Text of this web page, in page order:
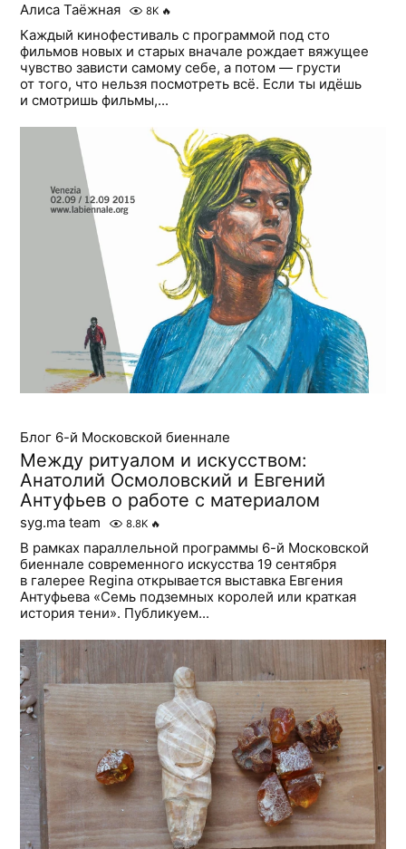
Алиса Таёжная 8K 🔥
Каждый кинофестиваль с программой под сто
фильмов новых и старых вначале рождает вяжущее
чувство зависти самому себе, а потом — грусти
от того, что нельзя посмотреть всё. Если ты идёшь
и смотришь фильмы,...
Блог 6-й Московской биеннале
Между ритуалом и искусством:
Анатолий Осмоловский и Евгений
Антуфьев о работе с материалом
syg.ma team 8.8K 🔥
В рамках параллельной программы 6-й Московской
биеннале современного искусства 19 сентября
в галерее Regina открывается выставка Евгения
Антуфьева «Семь подземных королей или краткая
история тени». Публикуем...